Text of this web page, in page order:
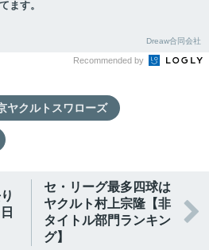
ます。
Dreaw合同会社
Recommended by
ヤクルトスワローズ
セ・リーグ最多四球は
ヤクルト村上宗隆【非
タイトル部門ランキン
グ】
